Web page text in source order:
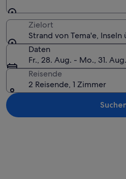
Zielort
Strand von Tema'e,
Daten
Fr., 28. Aug. - Mo., 31. Aug.
Reisende
2 Reisende, 1 Zimmer